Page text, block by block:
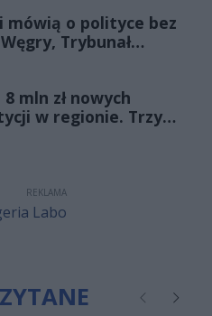
Rozmowy Radia
Świętokrzyskie
mówią o polityce bez
Trybunał
zasady gry
8 mln zł nowych
w regionie. Trzy
REKLAMA
Poprzednie